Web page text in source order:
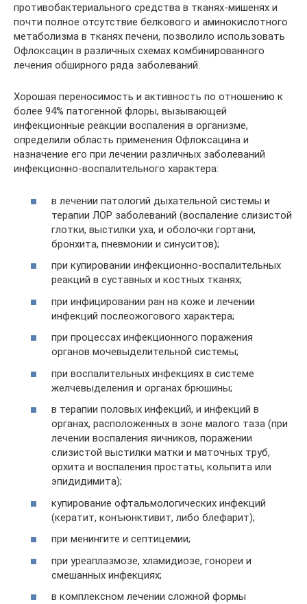
противобактериального средства в тканях-мишенях и
почти полное отсутствие белкового и аминокислотного
метаболизма в тканях печени, позволило использовать
Офлоксацин в различных схемах комбинированного
лечения обширного ряда заболеваний.
Хорошая переносимость и активность по отношению к
более 94% патогенной флоры, вызывающей
инфекционные реакции воспаления в организме,
определили область применения Офлоксацина и
назначение его при лечении различных заболеваний
инфекционно-воспалительного характера:
в лечении патологий дыхательной системы и
терапии ЛОР заболеваний (воспаление слизистой
глотки, выстилки уха, и оболочки гортани,
бронхита, пневмонии и синуситов);
при купировании инфекционно-воспалительных
реакций в суставных и костных тканях;
при инфицировании ран на коже и лечении
инфекций послеожогового характера;
при процессах инфекционного поражения
органов мочевыделительной системы;
при воспалительных инфекциях в системе
желчевыделения и органах брюшины;
в терапии половых инфекций, и инфекций в
органах, расположенных в зоне малого таза (при
лечении воспаления яичников, поражении
слизистой выстилки матки и маточных труб,
орхита и воспаления простаты, кольпита или
эпидидимита);
купирование офтальмологических инфекций
(кератит, конъюнктивит, либо блефарит);
при менингите и септицемии;
при уреаплазмозе, хламидиозе, гонореи и
смешанных инфекциях;
в комплексном лечении сложной формы